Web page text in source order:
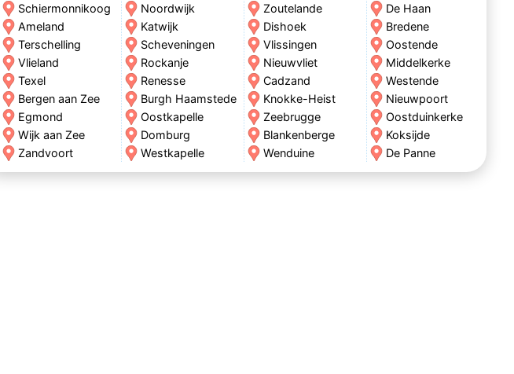
Schiermonnikoog
Ameland
Terschelling
Vlieland
Texel
Bergen aan Zee
Egmond
Wijk aan Zee
Zandvoort
Noordwijk
Katwijk
Scheveningen
Rockanje
Renesse
Burgh Haamstede
Oostkapelle
Domburg
Westkapelle
Zoutelande
Dishoek
Vlissingen
Nieuwvliet
Cadzand
Knokke-Heist
Zeebrugge
Blankenberge
Wenduine
De Haan
Bredene
Oostende
Middelkerke
Westende
Nieuwpoort
Oostduinkerke
Koksijde
De Panne